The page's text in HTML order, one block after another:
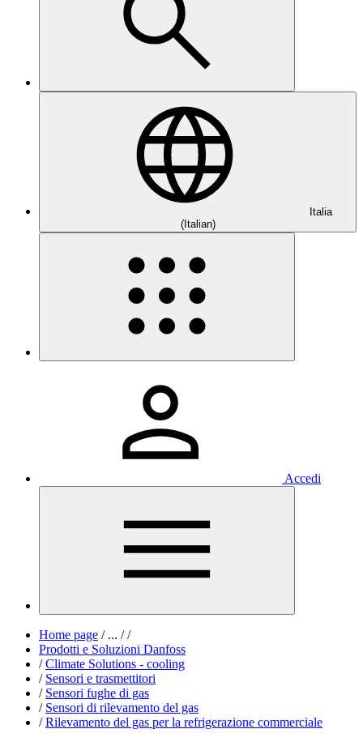
Italia
(Italian)
Accedi
Home page /... / /
Prodotti e Soluzioni Danfoss
/ Climate Solutions - cooling
/ Sensori e trasmettitori
/ Sensori fughe di gas
/ Sensori di rilevamento del gas
/ Rilevamento del gas per la refrigerazione commerciale